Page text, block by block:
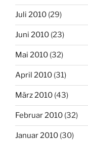
Juli 2010 (29)
Juni 2010 (23)
Mai 2010 (32)
April 2010 (31)
März 2010 (43)
Februar 2010 (32)
Januar 2010 (30)